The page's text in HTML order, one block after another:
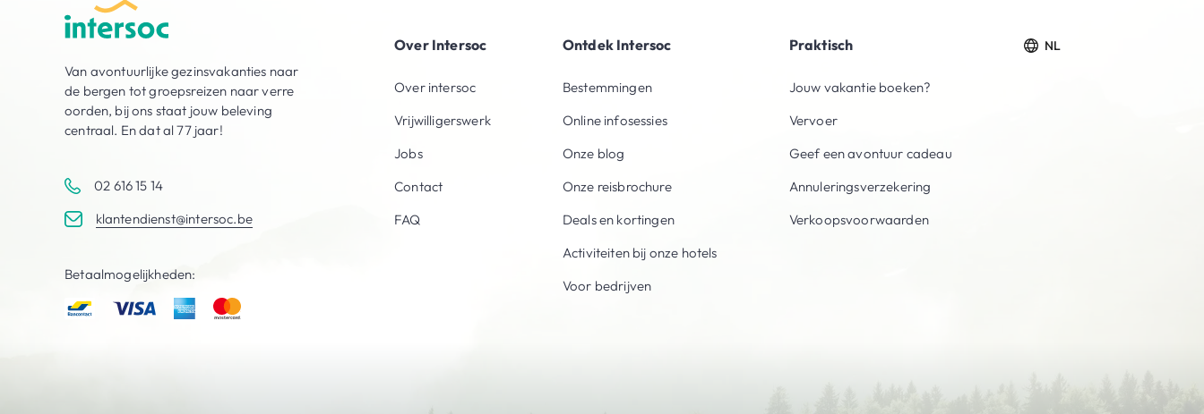
Van avontuurlijke gezinsvakanties naar
de bergen tot groepsreizen naar verre
oorden, bij ons staat jouw beleving
centraal. En dat al 77 jaar!
02 616 15 14
klantendienst@intersoc.be
Betaalmogelijkheden:
Over Intersoc
Over intersoc
Vrijwilligerswerk
Jobs
Contact
FAQ
Ontdek Intersoc
Bestemmingen
Online infosessies
Onze blog
Onze reisbrochure
Deals en kortingen
Activiteiten bij onze hotels
Voor bedrijven
Praktisch
Jouw vakantie boeken?
Vervoer
Geef een avontuur cadeau
Annuleringsverzekering
Verkoopsvoorwaarden
NL